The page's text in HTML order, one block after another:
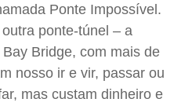
Ponte Impossível.
ponte-túnel – a
Bridge, com mais de
nosso ir e vir, passar ou
mas custam dinheiro e